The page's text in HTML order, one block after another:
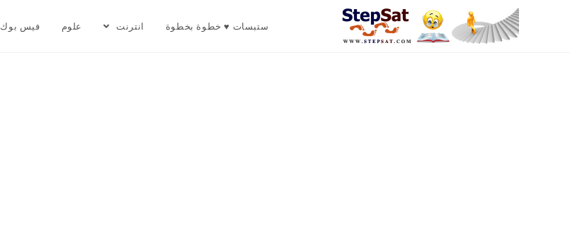
ستبسات ♥ خطوة بخطوة انترنت علوم فيس بوك